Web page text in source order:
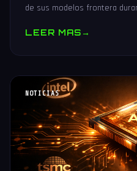
de sus modelos frontera
LEER MAS→
NOTICIAS